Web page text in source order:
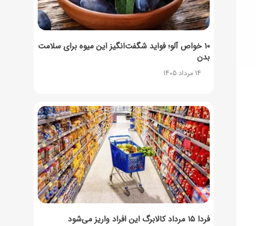
۱۰ خواص آلو؛ فواید شگفت‌انگیز این میوه برای سلامت
بدن
14 مرداد 1405
فردا ۱۵ مرداد کالابرگ این افراد واریز می‌شود